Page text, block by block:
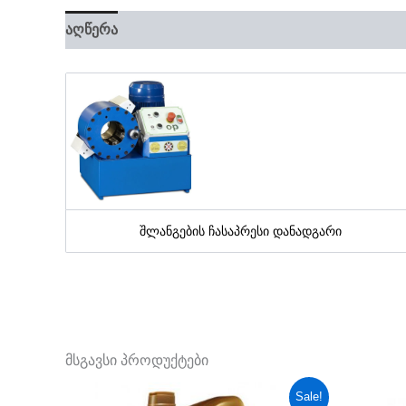
აღწერა
შლანგების ჩასაპრესი დანადგარი
მსგავსი პროდუქტები
Sale!
OriginalCurrent